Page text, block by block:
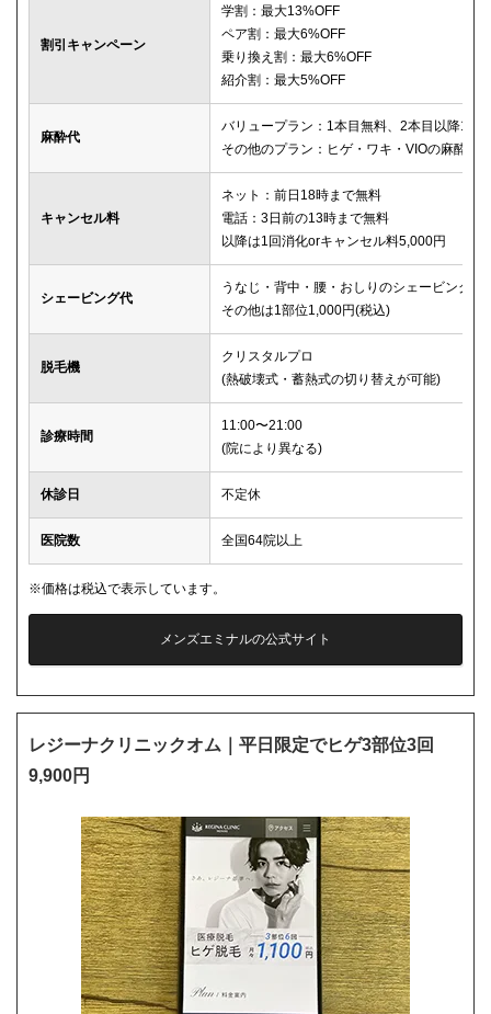
割引キャンペーン
学割：最大13%OFF
ペア割：最大6%OFF
乗り換え割：最大6%OFF
紹介割：最大5%OFF
麻酔代
バリュープラン：1本目無料、2本目以降1本
その他のプラン：ヒゲ・ワキ・VIOの麻酔が
キャンセル料
ネット：前日18時まで無料
電話：3日前の13時まで無料
以降は1回消化orキャンセル料5,000円
シェービング代
うなじ・背中・腰・おしりのシェービングは
その他は1部位1,000円(税込)
脱毛機
クリスタルプロ
(熱破壊式・蓄熱式の切り替えが可能)
診療時間
11:00〜21:00
(院により異なる)
休診日 不定休
医院数 全国64院以上
※価格は税込で表示しています。
メンズエミナルの公式サイト
レジーナクリニックオム｜平日限定でヒゲ3部位3回
9,900円